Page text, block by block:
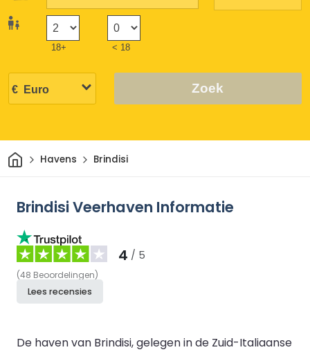
18+ < 18
Zoek
ThuisHavens Brindisi
Brindisi Veerhaven Informatie
4 / 5
(48 Beoordelingen)
Lees recensies
De haven van Brindisi, gelegen in de Zuid-Italiaanse